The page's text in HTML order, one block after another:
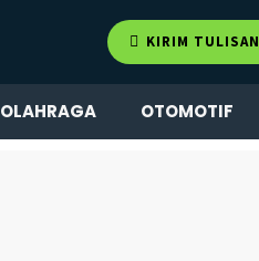
KIRIM TULISAN
OLAHRAGA OTOMOTIF